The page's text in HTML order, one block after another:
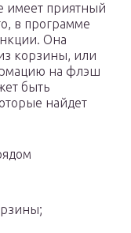
имеет приятный
в программе
Она
корзины, или
на флэш
быть
найдет